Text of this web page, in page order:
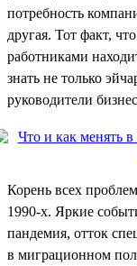
потребность
другая. Тот факт,
работниками
знать не только
руководители
Корень всех
1990-х. Яркие
пандемия, отток
в миграционном